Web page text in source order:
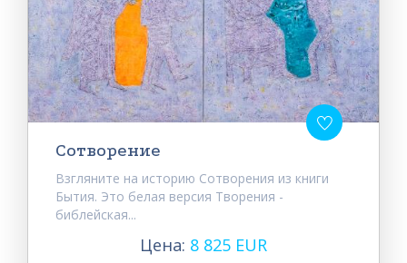
Сотворение
Взгляните на историю Сотворения из книги
Бытия. Это белая версия Творения -
библейская...
Цена: 8 825 EUR